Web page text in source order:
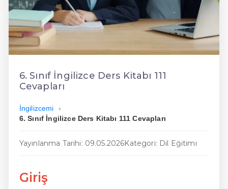
En Hızlı İngilizce
En Kolay İngilizce
En Ucuz İngilizce
En Uygun İngilizce
Hızlı İngilizce
6. Sınıf İngilizce Ders Kitabı 111
Cevapları
İngilizcemi
6. Sınıf İngilizce Ders Kitabı 111 Cevapları
Yayınlanma Tarihi: 09.05.2026Kategori: Dil Eğitimi
Giriş